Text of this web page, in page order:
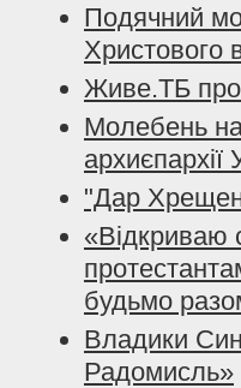
Подячний
Христового
Живе.ТБ про
Молебень на
"Дар
«Відкриваю
будьмо
Владики
Радомисль»